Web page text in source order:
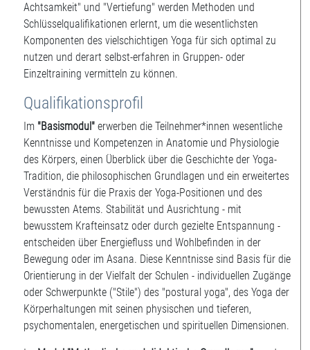
Achtsamkeit" und "Vertiefung" werden Methoden und
Schlüsselqualifikationen erlernt, um die wesentlichsten
Komponenten des vielschichtigen Yoga für sich optimal zu
nutzen und derart selbst-erfahren in Gruppen- oder
Einzeltraining vermitteln zu können.
Qualifikationsprofil
Im "Basismodul" erwerben die Teilnehmer*innen wesentliche
Kenntnisse und Kompetenzen in Anatomie und Physiologie
des Körpers, einen Überblick über die Geschichte der Yoga-
Tradition, die philosophischen Grundlagen und ein erweitertes
Verständnis für die Praxis der Yoga-Positionen und des
bewussten Atems. Stabilität und Ausrichtung - mit
bewusstem Krafteinsatz oder durch gezielte Entspannung -
entscheiden über Energiefluss und Wohlbefinden in der
Bewegung oder im Asana. Diese Kenntnisse sind Basis für die
Orientierung in der Vielfalt der Schulen - individuellen Zugänge
oder Schwerpunkte ("Stile") des "postural yoga", des Yoga der
Körperhaltungen mit seinen physischen und tieferen,
psychomentalen, energetischen und spirituellen Dimensionen.